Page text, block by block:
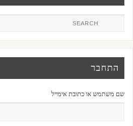
התחבר
שם משתמש או כתובת אימייל